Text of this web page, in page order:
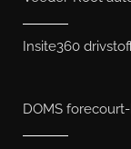
Insite360
DOMS